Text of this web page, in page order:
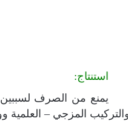
استنتاج:
يمنع من الصرف لسببين
المزجي – العلمية